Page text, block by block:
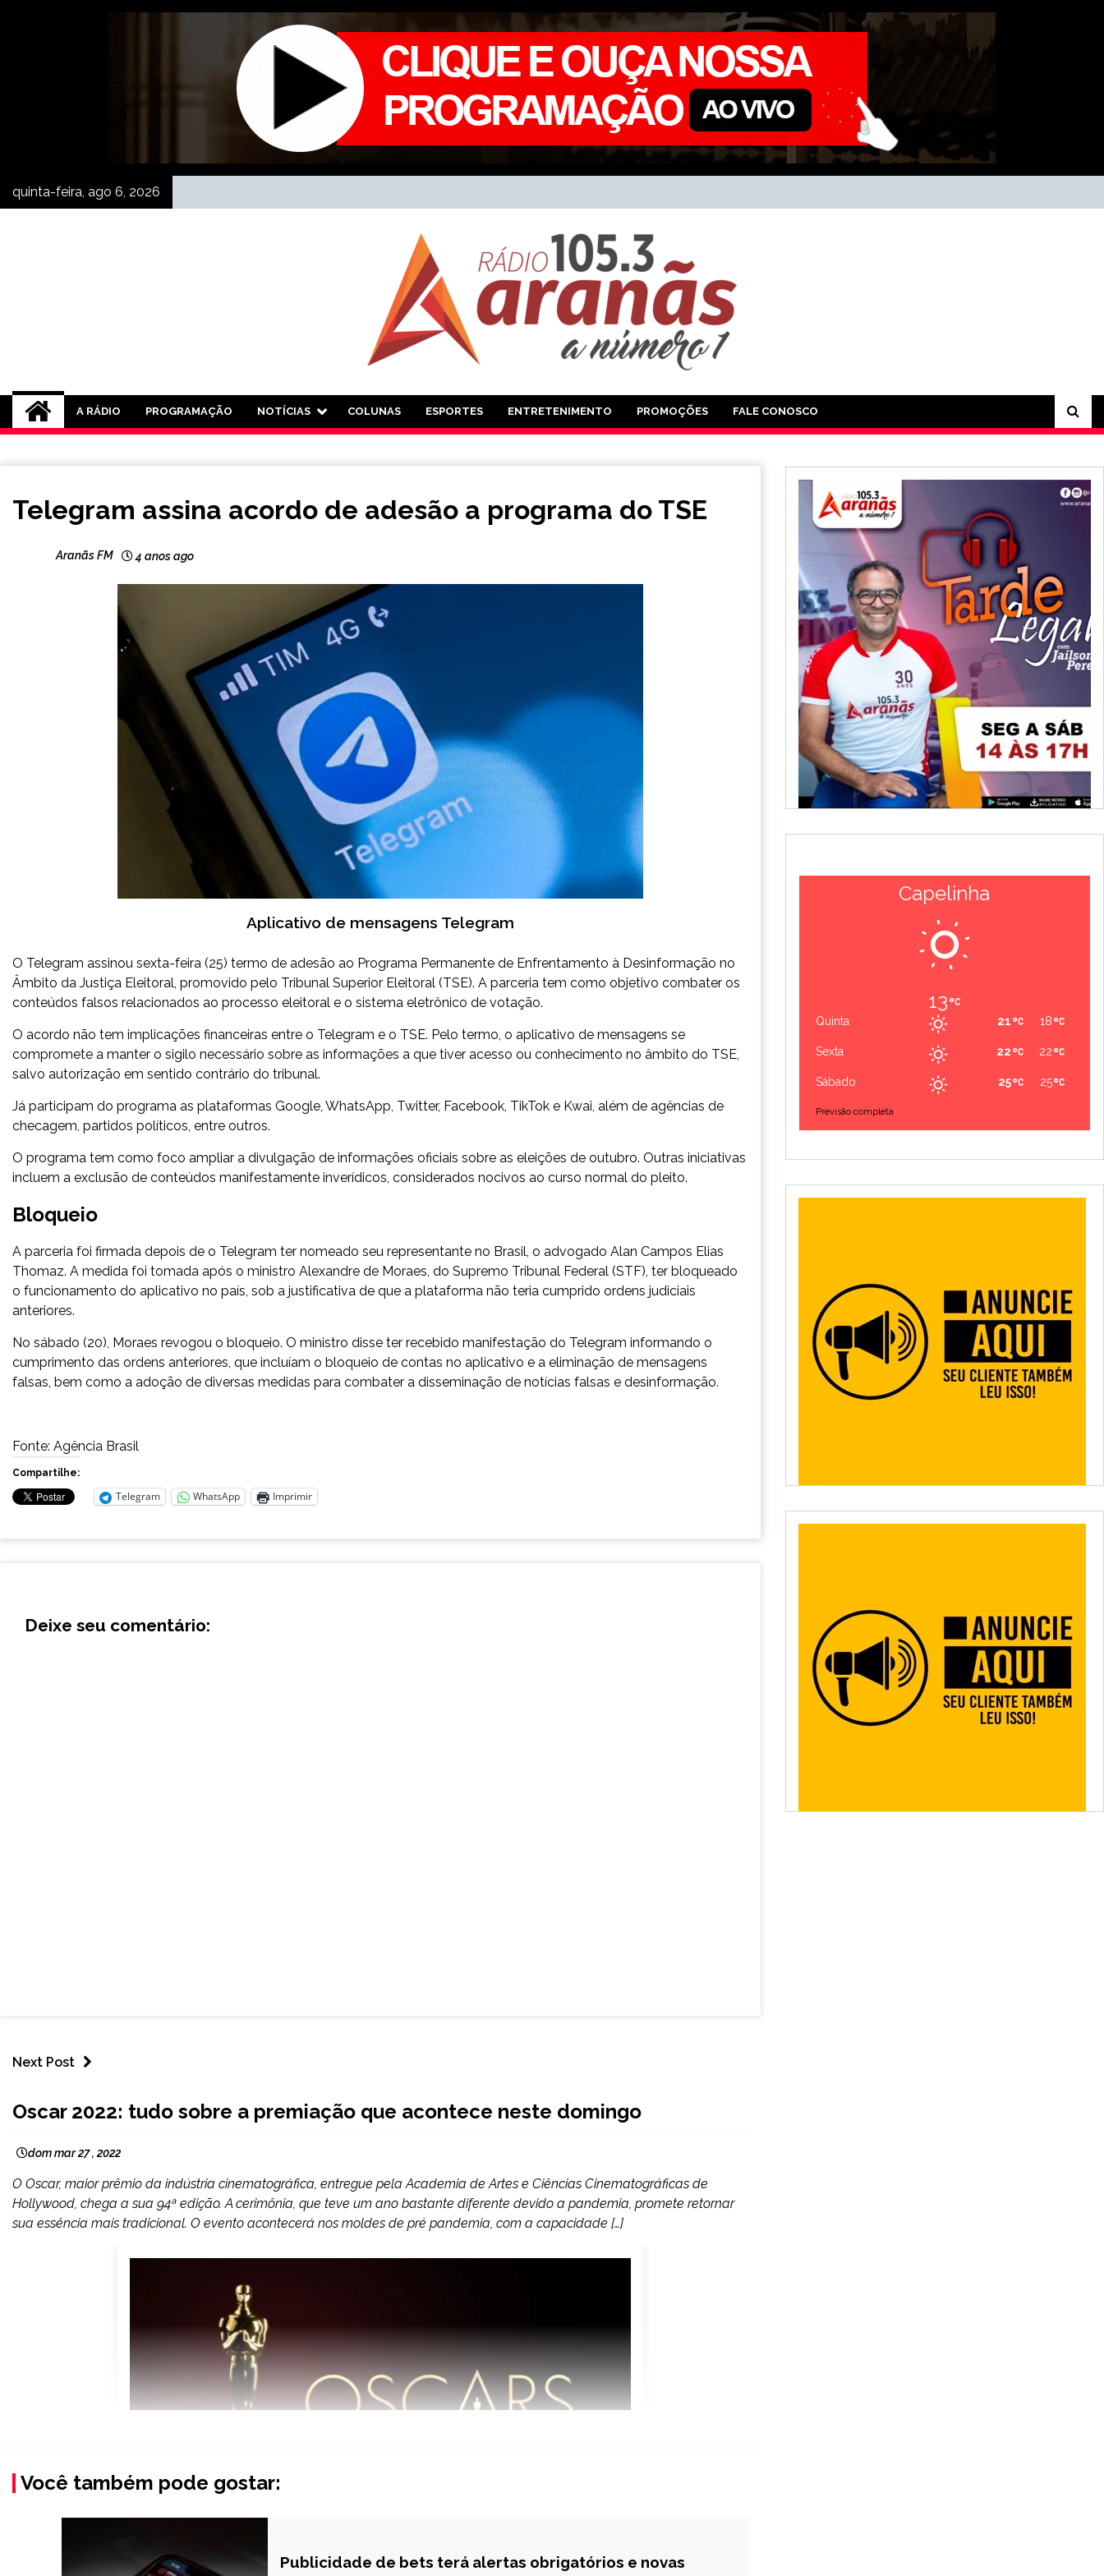
quinta-feira, ago 6, 2026
Rádio Aranãs 105.3
A RÁDIO PROGRAMAÇÃO NOTÍCIAS COLUNAS ESPORTES ENTRETENIMENTO PROMOÇÕES FALE CONOSCO
NOTÍCIAS
Telegram assina acordo de adesão a programa do TSE
Aranãs FM 4 anos ago
Aplicativo de mensagens Telegram
O Telegram assinou sexta-feira (25) termo de adesão ao Programa Permanente de Enfrentamento à Desinformação no
Âmbito da Justiça Eleitoral, promovido pelo Tribunal Superior Eleitoral (TSE). A parceria tem como objetivo combater os
conteúdos falsos relacionados ao processo eleitoral e o sistema eletrônico de votação.
O acordo não tem implicações financeiras entre o Telegram e o TSE. Pelo termo, o aplicativo de mensagens se
compromete a manter o sigilo necessário sobre as informações a que tiver acesso ou conhecimento no âmbito do TSE,
salvo autorização em sentido contrário do tribunal.
Já participam do programa as plataformas Google, WhatsApp, Twitter, Facebook, TikTok e Kwai, além de agências de
checagem, partidos políticos, entre outros.
O programa tem como foco ampliar a divulgação de informações oficiais sobre as eleições de outubro. Outras iniciativas
incluem a exclusão de conteúdos manifestamente inverídicos, considerados nocivos ao curso normal do pleito.
Bloqueio
A parceria foi firmada depois de o Telegram ter nomeado seu representante no Brasil, o advogado Alan Campos Elias
Thomaz. A medida foi tomada após o ministro Alexandre de Moraes, do Supremo Tribunal Federal (STF), ter bloqueado
o funcionamento do aplicativo no país, sob a justificativa de que a plataforma não teria cumprido ordens judiciais
anteriores.
No sábado (20), Moraes revogou o bloqueio. O ministro disse ter recebido manifestação do Telegram informando o
cumprimento das ordens anteriores, que incluíam o bloqueio de contas no aplicativo e a eliminação de mensagens
falsas, bem como a adoção de diversas medidas para combater a disseminação de notícias falsas e desinformação.
Fonte: Agência Brasil
Compartilhe:
Telegram WhatsApp Imprimir
Deixe seu comentário:
Next Post
Oscar 2022: tudo sobre a premiação que acontece neste domingo
dom mar 27 , 2022
O Oscar, maior prêmio da indústria cinematográfica, entregue pela Academia de Artes e Ciências Cinematográficas de
Hollywood, chega a sua 94ª edição. A cerimônia, que teve um ano bastante diferente devido a pandemia, promete retornar
sua essência mais tradicional. O evento acontecerá nos moldes de pré pandemia, com a capacidade […]
Você também pode gostar:
BRASIL
Publicidade de bets terá alertas obrigatórios e novas
Capelinha
13
Quinta 18
21
Sexta 22
22
Sábado 25
25
Previsão completa